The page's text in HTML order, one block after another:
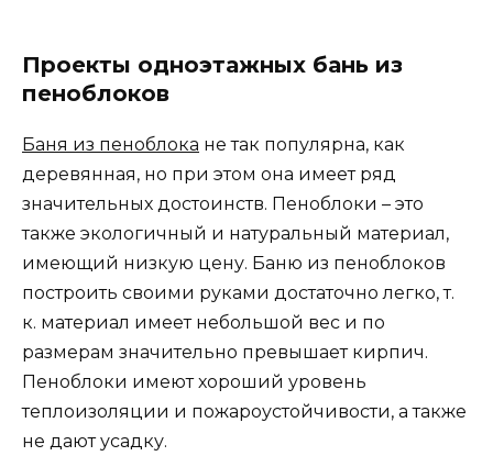
Проекты одноэтажных бань из
пеноблоков
Баня из пеноблока не так популярна, как
деревянная, но при этом она имеет ряд
значительных достоинств. Пеноблоки – это
также экологичный и натуральный материал,
имеющий низкую цену. Баню из пеноблоков
построить своими руками достаточно легко, т.
к. материал имеет небольшой вес и по
размерам значительно превышает кирпич.
Пеноблоки имеют хороший уровень
теплоизоляции и пожароустойчивости, а также
не дают усадку.